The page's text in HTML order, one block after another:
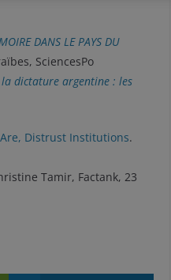
DANS LE PAYS DU
SciencesPo
la dictature argentine : les
Distrust Institutions.
Tamir, Factank, 23